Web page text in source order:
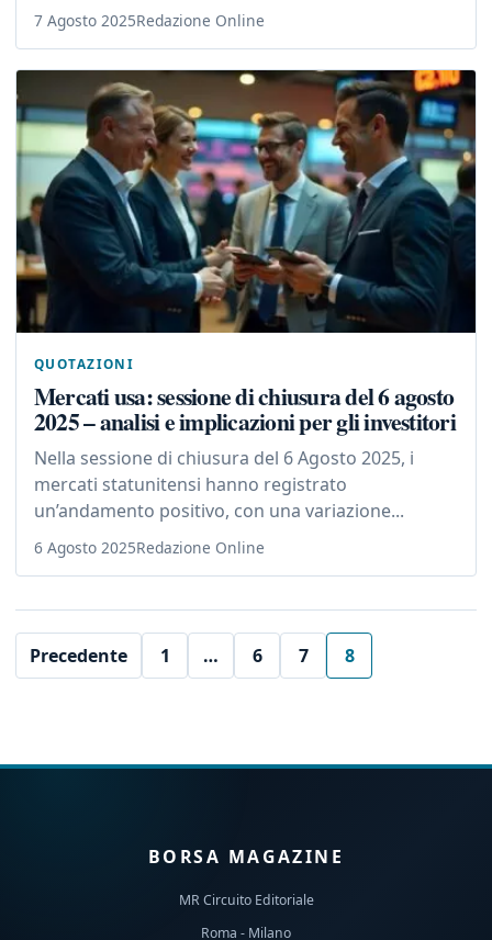
7 Agosto 2025Redazione Online
QUOTAZIONI
Mercati usa: sessione di chiusura del 6 agosto
2025 – analisi e implicazioni per gli investitori
Nella sessione di chiusura del 6 Agosto 2025, i
mercati statunitensi hanno registrato
un’andamento positivo, con una variazione...
6 Agosto 2025Redazione Online
Precedente 1 … 6 7 8
BORSA MAGAZINE
MR Circuito Editoriale
Roma - Milano